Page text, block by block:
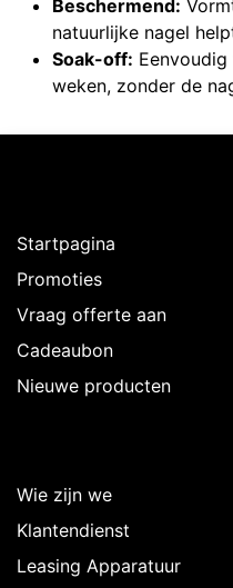
Beschermend:
natuurlijke nagel
Soak-off:
weken, zonder de
Startpagina
Promoties
Vraag offerte aan
Cadeaubon
Nieuwe producten
Wie zijn we
Klantendienst
Leasing Apparatuur